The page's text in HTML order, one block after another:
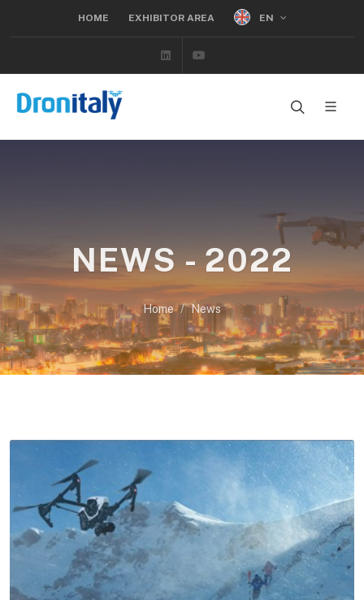
HOME EXHIBITOR AREA EN
Linkedin
NEWS - 2022
Home News